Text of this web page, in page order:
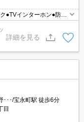
●TVインターホン●防犯
詳細を見る
･･･/宝永町駅 徒歩6分
目